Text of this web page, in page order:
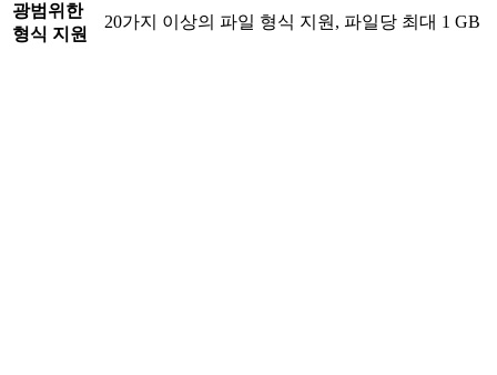
광범위한
형식 지원
20가지 이상의 파일 형식 지원, 파일당 최대 1 GB